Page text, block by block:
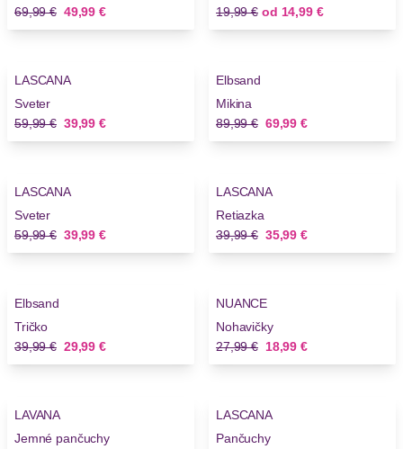
Stará cena
69,99 € Nová cena
49,99 €
Stará cena
19,99 € odNová cena
14,99 €
LASCANA
Sveter
Stará cena
59,99 € Nová cena
39,99 €
Elbsand
Mikina
Stará cena
89,99 € Nová cena
69,99 €
LASCANA
Sveter
Stará cena
59,99 € Nová cena
39,99 €
LASCANA
Retiazka
Stará cena
39,99 € Nová cena
35,99 €
Elbsand
Tričko
Stará cena
39,99 € Nová cena
29,99 €
Novinky
NUANCE
Nohavičky
Stará cena
27,99 € Nová cena
18,99 €
LAVANA
Jemné pančuchy
LASCANA
Pančuchy